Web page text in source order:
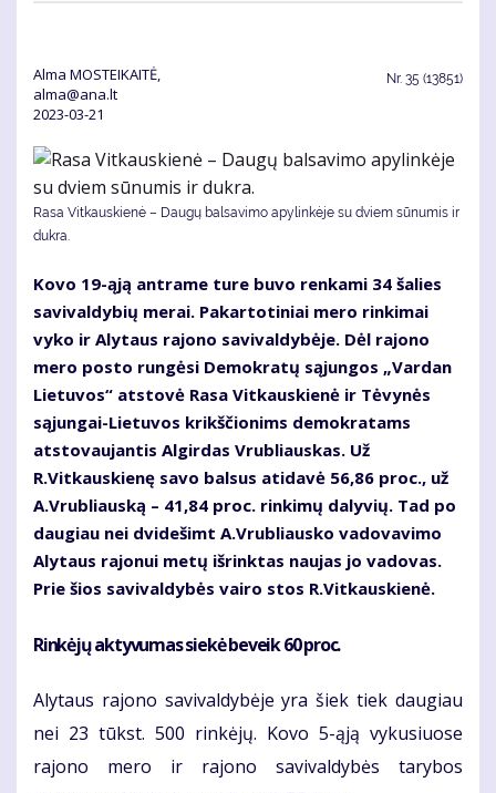
Alma MOSTEIKAITĖ,
alma@ana.lt
2023-03-21
Nr. 35 (13851)
Rasa Vitkauskienė – Daugų balsavimo apylinkėje su dviem sūnumis ir
dukra.
Kovo 19-ąją antrame ture buvo renkami 34 šalies
savivaldybių merai. Pakartotiniai mero rinkimai
vyko ir Alytaus rajono savivaldybėje. Dėl rajono
mero posto rungėsi Demokratų sąjungos „Vardan
Lietuvos“ atstovė Rasa Vitkauskienė ir Tėvynės
sąjungai-Lietuvos krikščionims demokratams
atstovaujantis Algirdas Vrubliauskas. Už
R.Vitkauskienę savo balsus atidavė 56,86 proc., už
A.Vrubliauską – 41,84 proc. rinkimų dalyvių. Tad po
daugiau nei dvidešimt A.Vrubliausko vadovavimo
Alytaus rajonui metų išrinktas naujas jo vadovas.
Prie šios savivaldybės vairo stos R.Vitkauskienė.
Rinkėjų aktyvumas siekė beveik 60 proc.
Alytaus rajono savivaldybėje yra šiek tiek daugiau
nei 23 tūkst. 500 rinkėjų. Kovo 5-ąją vykusiuose
rajono mero ir rajono savivaldybės tarybos